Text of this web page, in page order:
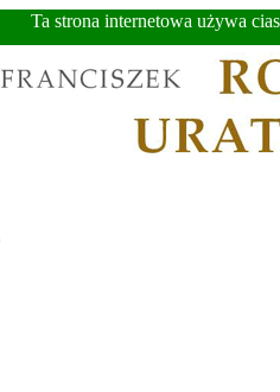
Ta strona internetowa używa